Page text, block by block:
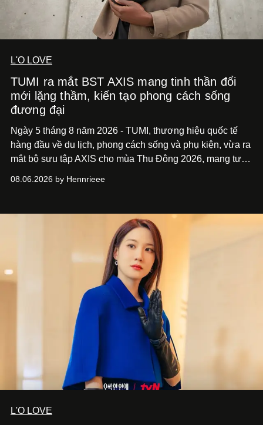
L'O LOVE
TUMI ra mắt BST AXIS mang tinh thần đổi
mới lặng thầm, kiến tạo phong cách sống
đương đại
Ngày 5 tháng 8 năm 2026 - TUMI, thương hiệu quốc tế
hàng đầu về du lịch, phong cách sống và phụ kiện, vừa ra
mắt bộ sưu tập AXIS cho mùa Thu Đông 2026, mang tư
và phong cách sống hiện đại bằng thiết kế sắc nét, chuẩn
08.06.2026 by Hennrieee
L'O LOVE